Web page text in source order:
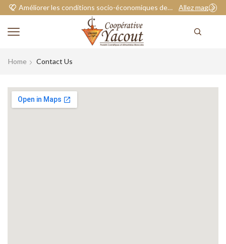
Améliorer les conditions socio-économiques de nos adhérents. Allez magasiner
Home Contact Us